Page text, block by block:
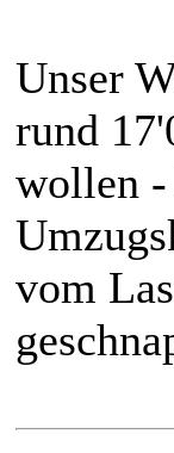
Unser
rund
wollen -
vom